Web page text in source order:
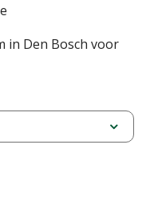
in Den Bosch voor